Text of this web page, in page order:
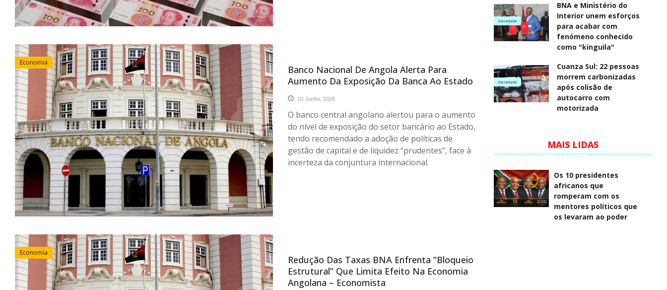
Economia
Banco Nacional De Angola Alerta Para
Aumento Da Exposição Da Banca Ao Estado
02 Junho, 2026
O banco central angolano alertou para o aumento
do nível de exposição do setor bancário ao Estado,
tendo recomendado a adoção de políticas de
gestão de capital e de liquidez “prudentes”, face à
incerteza da conjuntura internacional.
Economia
Redução Das Taxas BNA Enfrenta “bloqueio
Estrutural” Que Limita Efeito Na Economia
Angolana – Economista
Sociedade
BNA e Ministério do
Interior unem esforços
para acabar com
fenómeno conhecido
como "kinguila"
Sociedade
Cuanza Sul: 22 pessoas
morrem carbonizadas
após colisão de
autocarro com
motorizada
MAIS LIDAS
Os 10 presidentes
africanos que
romperam com os
mentores políticos que
os levaram ao poder